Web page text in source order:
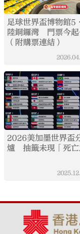
足球世界盃博物館
陸銅鑼灣 門票今起
（附購票連結）
2026美加墨世界盃
爐 抽籤未現「死亡